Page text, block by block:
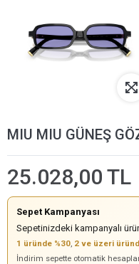
MIU MIU GÜNEŞ
25.028,00 TL
Sepet Kampanyası
Sepetinizdeki kampanyalı
1 üründe %30, 2 ve üzeri
İndirim sepette otomatik